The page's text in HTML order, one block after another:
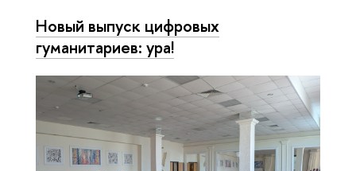
Новый выпуск цифровых
гуманитариев: ура!